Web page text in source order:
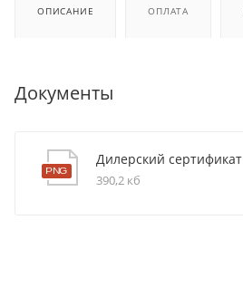
ОПИСАНИЕ ОПЛАТА
Документы
Дилерский сертификат
390,2 кб